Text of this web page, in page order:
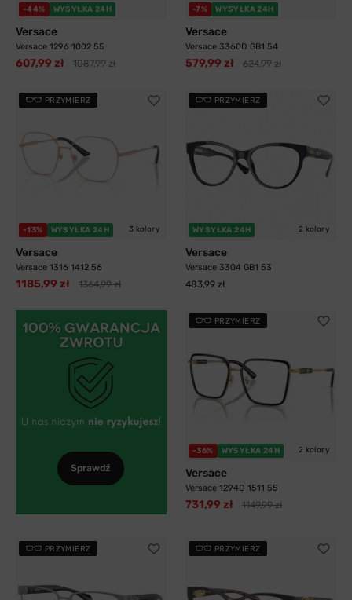
-44% WYSYŁKA 24H
Versace
Versace 1296 1002 55
607,99 zł 1087,99 zł
-7% WYSYŁKA 24H
Versace
Versace 3360D GB1 54
579,99 zł 624,99 zł
PRZYMIERZ
-13% WYSYŁKA 24H 3 kolory
Versace
Versace 1316 1412 56
1185,99 zł 1364,99 zł
PRZYMIERZ
WYSYŁKA 24H 2 kolory
Versace
Versace 3304 GB1 53
483,99 zł
Sprawdź
PRZYMIERZ
-36% WYSYŁKA 24H 2 kolory
Versace
Versace 1294D 1511 55
731,99 zł 1149,99 zł
PRZYMIERZ PRZYMIERZ